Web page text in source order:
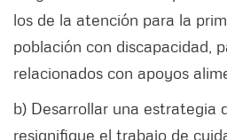
los de la atención para la
población con discapacidad,
relacionados con apoyos
b) Desarrollar una estrategia
resignifique el trabajo de